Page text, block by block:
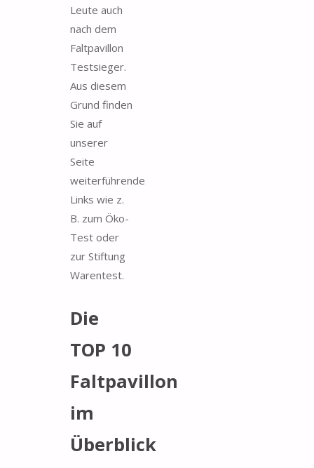
Leute auch
nach dem
Faltpavillon
Testsieger.
Aus diesem
Grund finden
Sie auf
unserer
Seite
weiterführende
Links wie z.
B. zum Öko-
Test oder
zur Stiftung
Warentest.
Die
TOP 10
Faltpavillon
im
Überblick